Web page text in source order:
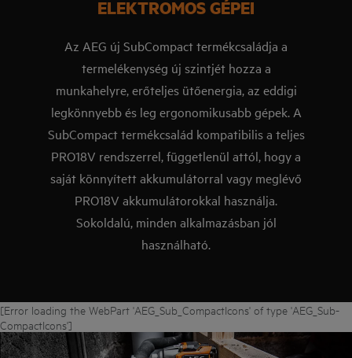
ELEKTROMOS GÉPEI
Az AEG új SubCompact termékcsaládja a
termelékenység új szintjét hozza a
munkahelyre, erőteljes ütőenergia, az eddigi
legkönnyebb és leg ergonomikusabb gépek. A
SubCompact termékcsalád kompatibilis a teljes
PRO18V rendszerrel, függetlenül attól, hogy a
saját könnyített akkumulátorral vagy meglévő
PRO18V akkumulátorokkal használja.
Sokoldalú, minden alkalmazásban jól
használható.
[Error loading the WebPart 'AEG_Sub_CompactIcons' of type 'AEG_Sub-
CompactIcons']